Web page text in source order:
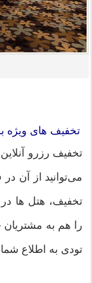
تخفیف های ویژه
تخفیف رزرو
می‌توانید از آن در
تخفیف، هتل ها
را هم به مشتریان
تودی به اطلاع